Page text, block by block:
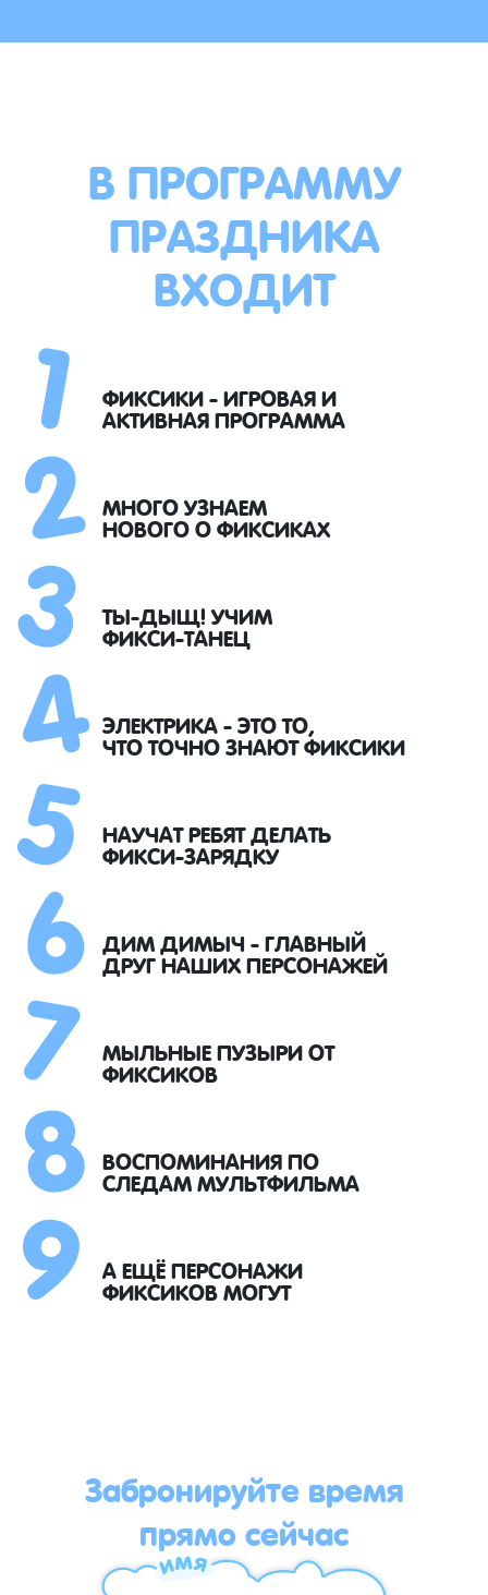
В ПРОГРАММУ
ПРАЗДНИКА
ВХОДИТ
ФИКСИКИ - ИГРОВАЯ И
АКТИВНАЯ ПРОГРАММА
МНОГО УЗНАЕМ
НОВОГО О ФИКСИКАХ
ТЫ-ДЫЩ! УЧИМ
ФИКСИ-ТАНЕЦ
ЭЛЕКТРИКА - ЭТО ТО,
ЧТО ТОЧНО ЗНАЮТ ФИКСИКИ
НАУЧАТ РЕБЯТ ДЕЛАТЬ
ФИКСИ-ЗАРЯДКУ
ДИМ ДИМЫЧ - ГЛАВНЫЙ
ДРУГ НАШИХ ПЕРСОНАЖЕЙ
МЫЛЬНЫЕ ПУЗЫРИ ОТ
ФИКСИКОВ
ВОСПОМИНАНИЯ ПО
СЛЕДАМ МУЛЬТФИЛЬМА
А ЕЩЁ ПЕРСОНАЖИ
ФИКСИКОВ МОГУТ
Забронируйте время
прямо сейчас